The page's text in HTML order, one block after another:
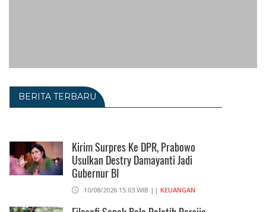
BERITA TERBARU
Kirim Surpres Ke DPR, Prabowo
Usulkan Destry Damayanti Jadi
Gubernur BI
10/08/2026 15:03 WIB || KEUANGAN